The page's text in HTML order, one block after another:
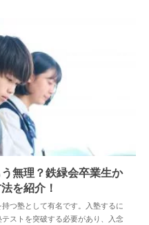
2026.08.06
無理？鉄緑会卒業生か
を紹介！
つ塾として有名です。入塾するに
ストを突破する必要があり、入念